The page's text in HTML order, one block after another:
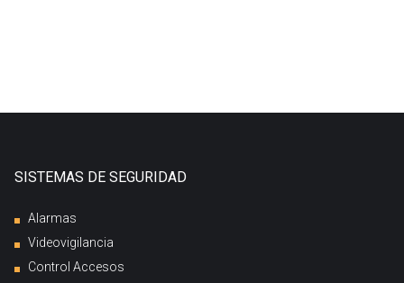
SISTEMAS DE SEGURIDAD
Alarmas
Videovigilancia
Control Accesos